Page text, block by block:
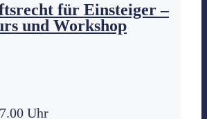
für Einsteiger –
und Workshop
Uhr